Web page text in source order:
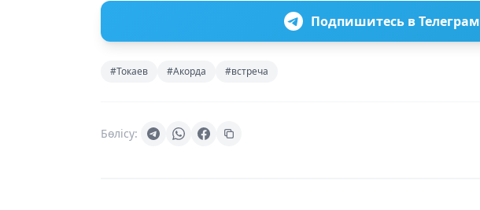
Подпишитесь в Телеграм
#Токаев #Акорда #встреча
Бөлісу: